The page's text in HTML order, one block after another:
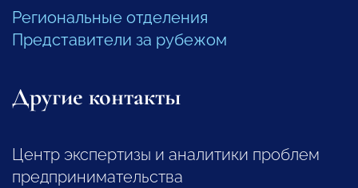
Региональные отделения
Представители за рубежом
Другие контакты
Центр экспертизы и аналитики проблем
предпринимательства